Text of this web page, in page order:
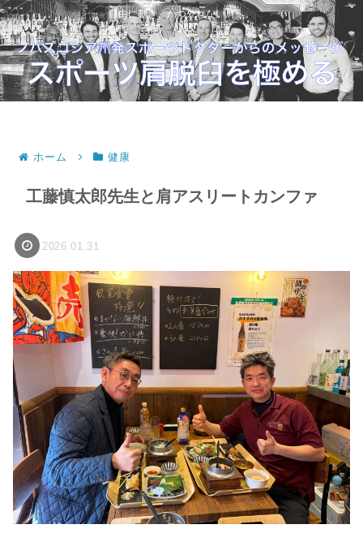
自由に動き、かつ外れない肩へ。
ホーム 健康
工藤慎太郎先生と肩アスリートカンファ
2026.01.31